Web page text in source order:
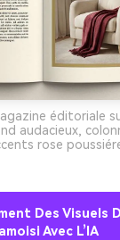
éditoriale
audacieux,
rose
Des Visuels
Avec L’IA